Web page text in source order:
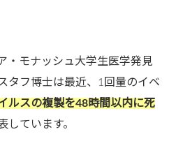
・モナッシュ大学生医学発見
タフ博士は最近、1回量のイベ
ルスの複製を48時間以内に死
しています。